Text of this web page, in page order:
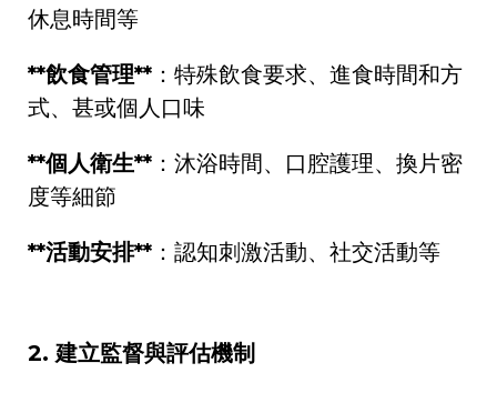
休息時間等
**飲食管理** ：特殊飲食要求、進食時間和方
式、甚或個人口味
**個人衛生** ：沐浴時間、口腔護理、換片密
度等細節
**活動安排** ：認知刺激活動、社交活動等
2. 建立監督與評估機制